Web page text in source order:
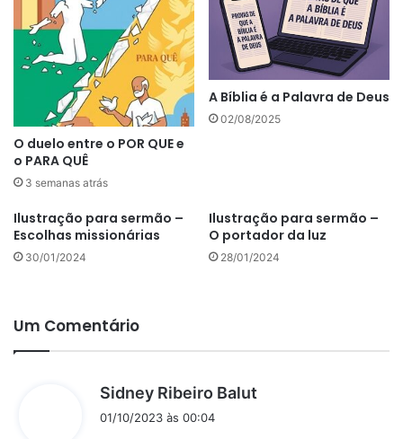
O duelo entre o POR QUE e
o PARA QUÊ
3 semanas atrás
A Bíblia é a Palavra de Deus
02/08/2025
Ilustração para sermão –
Escolhas missionárias
30/01/2024
Ilustração para sermão –
O portador da luz
28/01/2024
Um Comentário
Sidney Ribeiro Balut
01/10/2023 às 00:04